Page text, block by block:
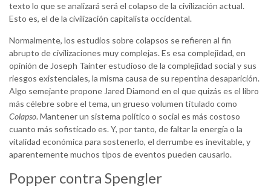
texto lo que se analizará será el colapso de la civilización actual.
Esto es, el de la civilización capitalista occidental.
Normalmente, los estudios sobre colapsos se refieren al fin
abrupto de civilizaciones muy complejas. Es esa complejidad, en
opinión de Joseph Tainter estudioso de la complejidad social y sus
riesgos existenciales, la misma causa de su repentina desaparición.
Algo semejante propone Jared Diamond en el que quizás es el libro
más célebre sobre el tema, un grueso volumen titulado como
Colapso. Mantener un sistema político o social es más costoso
cuanto más sofisticado es. Y, por tanto, de faltar la energía o la
vitalidad económica para sostenerlo, el derrumbe es inevitable, y
aparentemente muchos tipos de eventos pueden causarlo.
Popper contra Spengler